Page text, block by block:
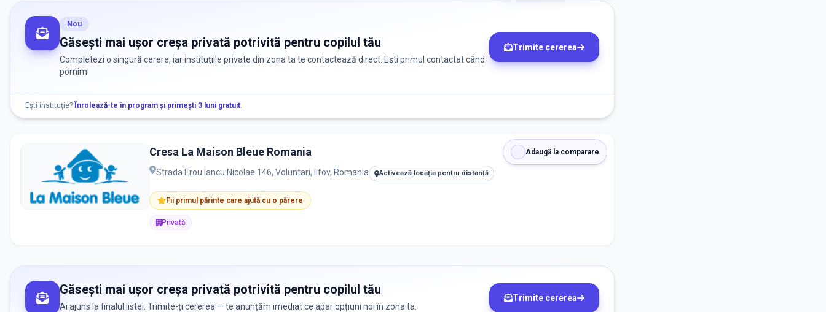
Nou
Găsești mai ușor creșa privată potrivită pentru copilul tău
Completezi o singură cerere, iar instituțiile private din zona ta te contactează direct. Ești primul contactat când
pornim.
Trimite cererea
Ești instituție? Înrolează-te în program și primești 3 luni gratuit.
Adaugă la comparare
Cresa La Maison Bleue Romania
Strada Erou Iancu Nicolae 146, Voluntari, Ilfov, Romania Activează locația pentru distanță
Fii primul părinte care ajută cu o părere
Privată
Găsești mai ușor creșa privată potrivită pentru copilul tău
Ai ajuns la finalul listei. Trimite-ți cererea — te anunțăm imediat ce apar opțiuni noi în zona ta.
Trimite cererea